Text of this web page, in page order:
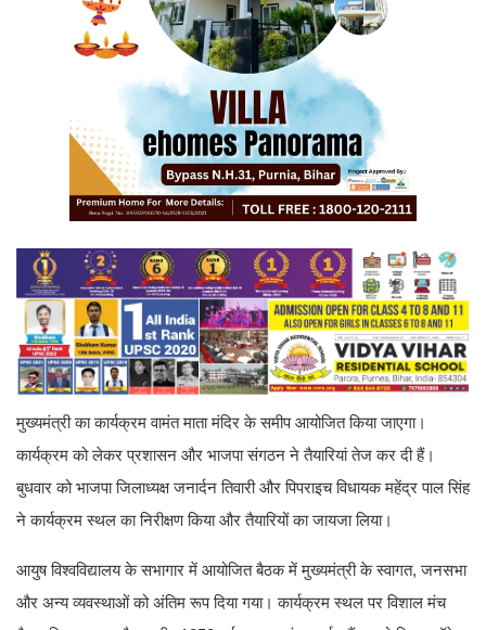
मुख्यमंत्री का कार्यक्रम वामंत माता मंदिर के समीप आयोजित किया जाएगा।
कार्यक्रम को लेकर प्रशासन और भाजपा संगठन ने तैयारियां तेज कर दी हैं।
बुधवार को भाजपा जिलाध्यक्ष जनार्दन तिवारी और पिपराइच विधायक महेंद्र पाल सिंह
ने कार्यक्रम स्थल का निरीक्षण किया और तैयारियों का जायजा लिया।
आयुष विश्वविद्यालय के सभागार में आयोजित बैठक में मुख्यमंत्री के स्वागत, जनसभा
और अन्य व्यवस्थाओं को अंतिम रूप दिया गया। कार्यक्रम स्थल पर विशाल मंच